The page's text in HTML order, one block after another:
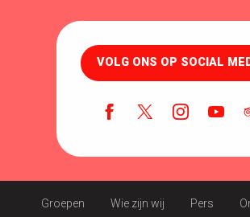
VOLG ONS OP SOCIAL
Groepen Wie zijn wij Pers